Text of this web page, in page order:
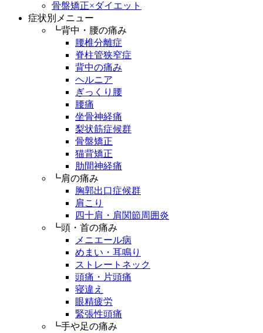
骨盤矯正×ダイエット
症状別メニュー
┗背中・腰の痛み
腰椎分離症
脊柱管狭窄症
背中の痛み
ヘルニア
ぎっくり腰
腰痛
坐骨神経痛
梨状筋症候群
骨盤矯正
猫背矯正
肋間神経痛
┗肩の痛み
胸郭出口症候群
肩こり
四十肩・肩関節周囲炎
┗頭・首の痛み
メニエール病
めまい・耳鳴り
ストレートネック
頭痛・片頭痛
寝違え
眼精疲労
緊張性頭痛
┗手や足の痛み